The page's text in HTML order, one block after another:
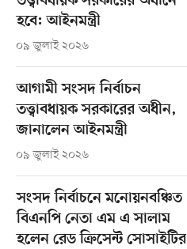
হবে: আইনমন্ত্রী
০৯ জুলাই ২০২৬
আগামী সংসদ নির্বাচন
তত্ত্বাবধায়ক সরকারের অধীন,
জানালেন আইনমন্ত্রী
০৯ জুলাই ২০২৬
সংসদ নির্বাচনে মনোয়নবঞ্চিত
বিএনপি নেতা এম এ সালাম
হলেন রেড ক্রিসেন্ট সোসাইটির